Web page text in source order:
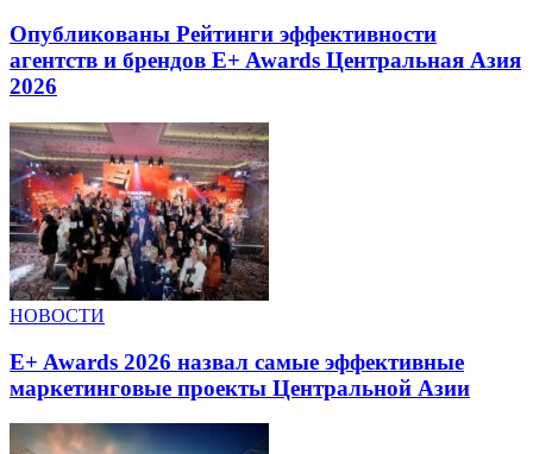
Опубликованы Рейтинги эффективности
агентств и брендов E+ Awards Центральная Азия
2026
НОВОСТИ
E+ Awards 2026 назвал самые эффективные
маркетинговые проекты Центральной Азии